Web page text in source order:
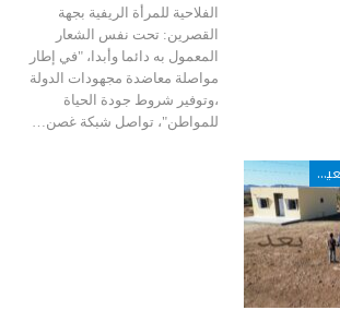
الفلاحية للمرأة الريفية بجهة
القصرين: تحت نفس الشعار
المعمول به دائما وأبدا، "في إطار
مواصلة معاضدة مجهودات الدولة
،وتوفير شروط جودة الحياة
للمواطن"، تواصل شبكة غصن…
الأنشطة الثقافية للجمعيات